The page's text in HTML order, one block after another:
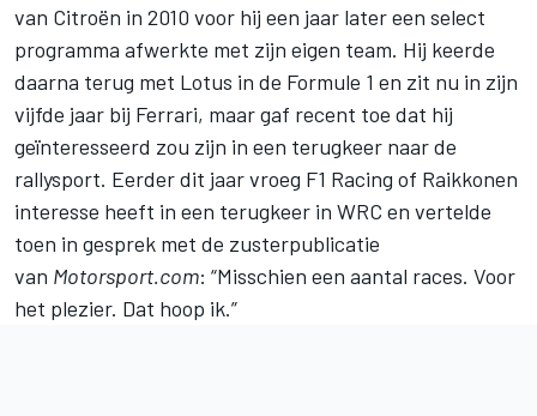
van Citroën in 2010 voor hij een jaar later een select
programma afwerkte met zijn eigen team. Hij keerde
daarna terug met Lotus in de Formule 1 en zit nu in zijn
vijfde jaar bij Ferrari, maar gaf recent toe dat hij
geïnteresseerd zou zijn in een terugkeer naar de
rallysport. Eerder dit jaar vroeg F1 Racing of Raikkonen
interesse heeft in een terugkeer in WRC en vertelde
toen in gesprek met de zusterpublicatie
van Motorsport.com: “Misschien een aantal races. Voor
het plezier. Dat hoop ik.”